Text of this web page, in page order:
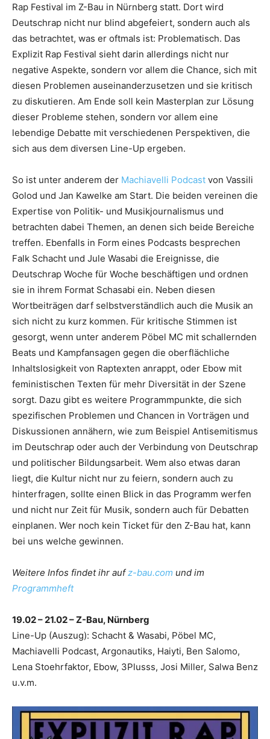
Rap Festival im Z-Bau in Nürnberg statt. Dort wird
Deutschrap nicht nur blind abgefeiert, sondern auch als
das betrachtet, was er oftmals ist: Problematisch. Das
Explizit Rap Festival sieht darin allerdings nicht nur
negative Aspekte, sondern vor allem die Chance, sich mit
diesen Problemen auseinanderzusetzen und sie kritisch
zu diskutieren. Am Ende soll kein Masterplan zur Lösung
dieser Probleme stehen, sondern vor allem eine
lebendige Debatte mit verschiedenen Perspektiven, die
sich aus dem diversen Line-Up ergeben.
So ist unter anderem der Machiavelli Podcast von Vassili
Golod und Jan Kawelke am Start. Die beiden vereinen die
Expertise von Politik- und Musikjournalismus und
betrachten dabei Themen, an denen sich beide Bereiche
treffen. Ebenfalls in Form eines Podcasts besprechen
Falk Schacht und Jule Wasabi die Ereignisse, die
Deutschrap Woche für Woche beschäftigen und ordnen
sie in ihrem Format Schasabi ein. Neben diesen
Wortbeiträgen darf selbstverständlich auch die Musik an
sich nicht zu kurz kommen. Für kritische Stimmen ist
gesorgt, wenn unter anderem Pöbel MC mit schallernden
Beats und Kampfansagen gegen die oberflächliche
Inhaltslosigkeit von Raptexten anrappt, oder Ebow mit
feministischen Texten für mehr Diversität in der Szene
sorgt. Dazu gibt es weitere Programmpunkte, die sich
spezifischen Problemen und Chancen in Vorträgen und
Diskussionen annähern, wie zum Beispiel Antisemitismus
im Deutschrap oder auch der Verbindung von Deutschrap
und politischer Bildungsarbeit. Wem also etwas daran
liegt, die Kultur nicht nur zu feiern, sondern auch zu
hinterfragen, sollte einen Blick in das Programm werfen
und nicht nur Zeit für Musik, sondern auch für Debatten
einplanen. Wer noch kein Ticket für den Z-Bau hat, kann
bei uns welche gewinnen.
Weitere Infos findet ihr aufz-bau.com und im
Programmheft
19.02 – 21.02 – Z-Bau, Nürnberg
Line-Up (Auszug): Schacht & Wasabi, Pöbel MC,
Machiavelli Podcast, Argonautiks, Haiyti, Ben Salomo,
Lena Stoehrfaktor, Ebow, 3Plusss, Josi Miller, Salwa Benz
u.v.m.